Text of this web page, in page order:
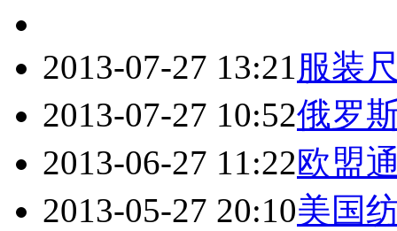
2013-07-27 13:21服装
2013-07-27 10:52俄罗
2013-06-27 11:22欧盟
2013-05-27 20:10美国